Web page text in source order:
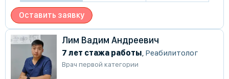
Оставить заявку
Лим Вадим Андреевич
7 лет стажа работы Реабилитолог
Врач первой категории